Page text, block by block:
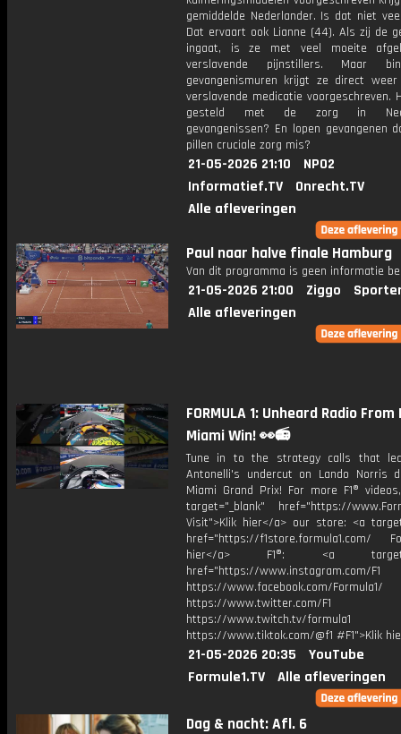
gemiddelde Nederlander. Is dat niet
Dat ervaart ook Lianne (44). Als zij de
ingaat, is ze met veel moeite
verslavende pijnstillers. Maar
gevangenismuren krijgt ze direct weer
verslavende medicatie voorgeschreven.
gesteld met de zorg in
gevangenissen? En lopen gevangenen
pillen cruciale zorg mis?
21-05-2026 21:10
NPO2
Informatief.TV
Onrecht.TV
Alle afleveringen
Paul naar halve finale Hamburg
Van dit programma is geen informatie
21-05-2026 21:00 Ziggo
Alle afleveringen
FORMULA 1: Unheard Radio
Miami Win! 👀📻
Tune in to the strategy calls that
Antonelli's undercut on Lando Norris
Miami Grand Prix! For more F1®
target="_blank" href="https://
Visit">Klik hier</a> our store: <a
href="https://f1store.formula1.com/
hier</a> F1®: <a
href="https://www.instagram.com/F1
https://www.facebook.com/Formula1/
https://www.twitter.com/F1
https://www.twitch.tv/formula1
https://www.tiktok.com/@f1 #F1">Klik
21-05-2026 20:35
YouTube
Formule1.TV
Alle afleveringen
Dag & nacht: Afl. 6